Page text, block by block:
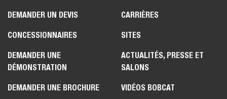
DEMANDER UN DEVIS
CONCESSIONNAIRES
DEMANDER UNE
DÉMONSTRATION
DEMANDER UNE BROCHURE
CARRIÈRES
SITES
ACTUALITÉS, PRESSE ET
SALONS
VIDÉOS BOBCAT